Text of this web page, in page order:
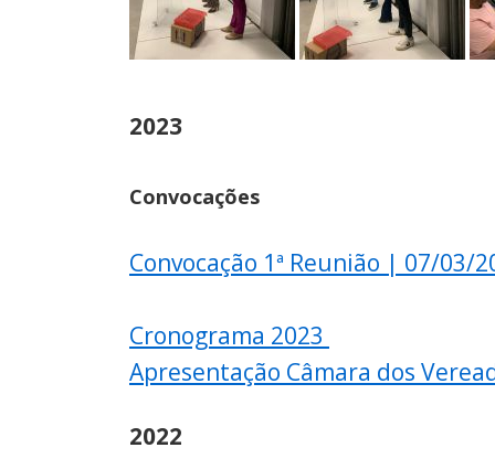
2023
Convocações
Convocação 1ª Reunião | 07/03/
Cronograma 2023
Apresentação Câmara dos
2022